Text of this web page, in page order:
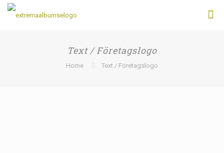
Text / Företagslogo
Home Text / Företagslogo